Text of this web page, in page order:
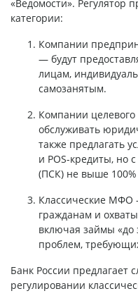
«Ведомости». Регулятор
категории:
Компании
— будут
лицам,
самозанятым.
Компании
обслуживать
также предлагать
и POS-кредиты, но
(ПСК) не выше 100%
Классические МФО
гражданам и
включая займы «до
проблем,
Банк России предлагает
регулировании